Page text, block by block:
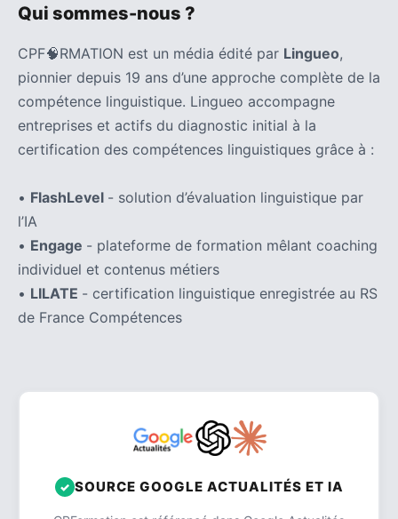
Qui sommes-nous ?
CPF🧠RMATION est un média édité par Lingueo,
pionnier depuis 19 ans d’une approche complète de la
compétence linguistique. Lingueo accompagne
entreprises et actifs du diagnostic initial à la
certification des compétences linguistiques grâce à :
• FlashLevel - solution d’évaluation linguistique par
l’IA
• Engage - plateforme de formation mêlant coaching
individuel et contenus métiers
• LILATE - certification linguistique enregistrée au RS
de France Compétences
SOURCE GOOGLE ACTUALITÉS ET IA